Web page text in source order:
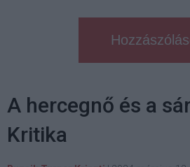
A hercegnő és a
Kritika